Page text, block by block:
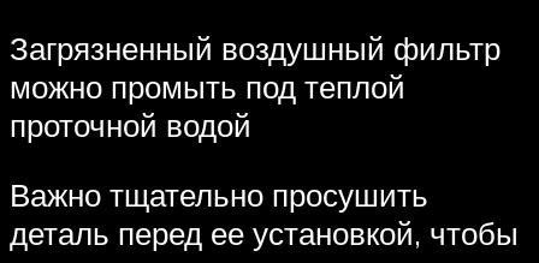
Загрязненный воздушный фильтр
можно промыть под теплой
проточной водой
Важно тщательно просушить
деталь перед ее установкой, чтобы